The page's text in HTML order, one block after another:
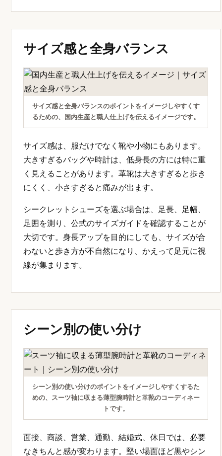
サイズ感と全身バランス
サイズ感と全身バランスのポイントをイメージしやすくす
るための、国内生産と職人仕上げを伝えるイメージです。
サイズ感は、服だけでなく靴や小物にもあります。
大きすぎるバッグや時計は、低身長の方には特に重
く見えることがあります。革靴は大きすぎると歩き
にくく、小さすぎると痛みが出ます。
シークレットシューズを選ぶ場合は、足長、足幅、
足囲を測り、公式のサイズガイドを確認することが
大切です。身長アップを目的にしても、サイズが合
わないと歩き方が不自然になり、かえって足元に視
線が集まります。
シーン別の使い分け
シーン別の使い分けのポイントをイメージしやすくするた
めの、スーツ袖に収まる薄型腕時計と革靴のコーディネー
トです。
面接、商談、営業、通勤、結婚式、休日では、必要
なきちんと感が変わります。堅い場面ほど黒やシン